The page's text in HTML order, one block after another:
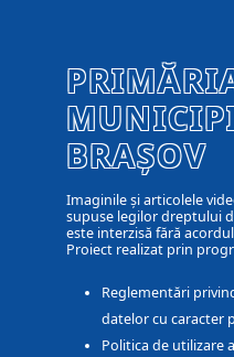
BRAȘOV
Imaginile și articolele
supuse legilor dreptului
este interzisă fără
Proiect realizat prin
Reglementări
datelor cu caracter
Politica de utilizare